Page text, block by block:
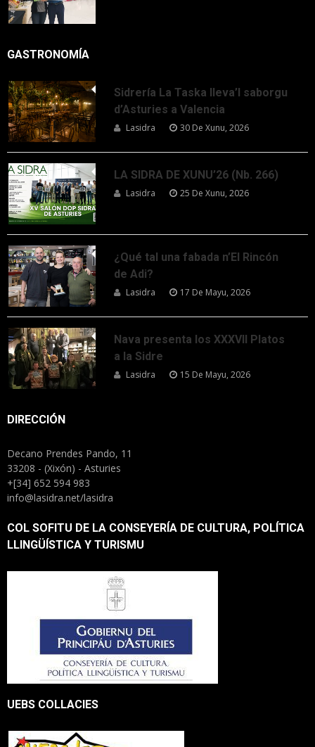
GASTRONOMÍA
Sidrería La Taska lleva’l saborgu
d’Asturies a Valencia
Lasidra 30 De Xunu, 2026
LA SIDRA DE XUNU’26 (Nb. 266)
Lasidra 25 De Xunu, 2026
¿Qué tal una fabada n’El Rincón
de Adi?
Lasidra 17 De Mayu, 2026
Nava presenta los XXXVII Platos
a la Sidre
Lasidra 15 De Mayu, 2026
DIRECCIÓN
Decano Prendes Pando, 11
33208 - (Xixón) - Asturies
+[34] 652 594 983
info@lasidra.net/lasidra
COL SOFITU DE LA CONSEYERÍA DE CULTURA, POLÍTICA
LLINGÜÍSTICA Y TURISMU
UEBS COLLACIES